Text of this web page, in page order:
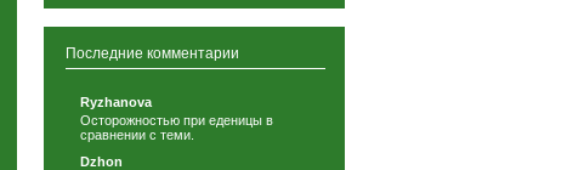
Последние комментарии
Ryzhanova
Осторожностью при еденицы в
сравнении с теми.
Dzhon